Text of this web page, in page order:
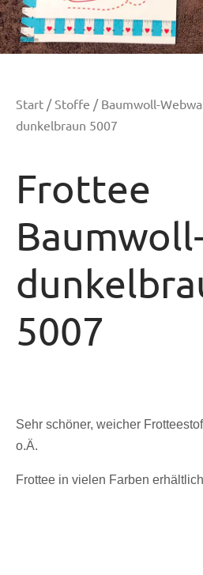
Start / Stoffe / Baumwoll-
dunkelbraun 5007
Frottee
5007
Sehr schöner, weicher
o.Ä.
Frottee in vielen Farben